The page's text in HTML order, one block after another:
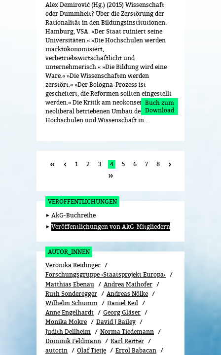
Alex Demirović (Hg.) (2015) Wissenschaft
oder Dummheit? Über die Zerstörung der
Rationalität in den Bildungsinstitutionen.
Hamburg, VSA. »Der Staat ruiniert seine
Universitäten.« »Die Hochschulen werden
marktökonomisiert,
verbetriebswirtschaftlicht und
unternehmerisch.« »Die Bildung wird eine
Ware.« »Die Wissenschaften werden
zerstört.« »Der Bologna-Prozess ist
gescheitert, die Reformen sollten eingestellt
werden.« Die Kritik am neokonservativ und
neoliberal betriebenen Umbau der
Hochschulen und Wissenschaft in ...
Buch zum
Download
1 2 3 4 5 6 7 8
VERÖFFENTLICHUNGEN
AkG-Buchreihe
Veröffentlichungen von AkG-Mitgliedern
AUTOR_INNEN
Veronika Reidinger
Forschungsgruppe ›Staatsprojekt Europa‹
Matthias Ebenau
Andrea Maihofer
Ruth Sonderegger
Andreas Nölke
Wilhelm Schumm
Daniel Keil
Anne Engelhardt
Georg Gläser
Monika Mokre
David J Bailey
Judith Dellheim
Norma Tiedemann
Dominik Feldmann
Karl Reitter
autorin
Olaf Tietje
Errol Babacan